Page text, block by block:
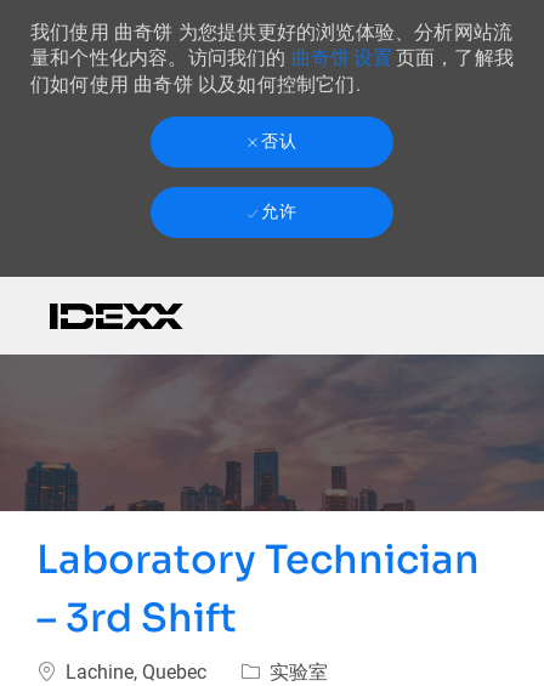
我们使用 曲奇饼 为您提供更好的浏览体验、分析网站流
量和个性化内容。访问我们的 曲奇饼 设置 页面，了解我
们如何使用 曲奇饼 以及如何控制它们.
否认
允许
Laboratory Technician
– 3rd Shift
Lachine, Quebec 实验室